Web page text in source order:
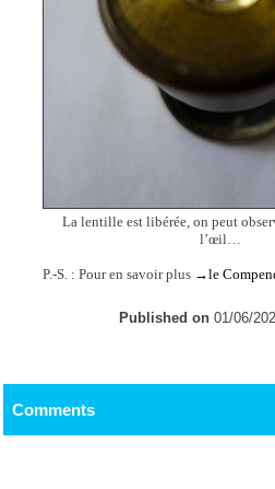
La lentille est libérée, on peut
l’œil…
P.-S. : Pour en savoir plus →le
Published on 01/06/
Comments